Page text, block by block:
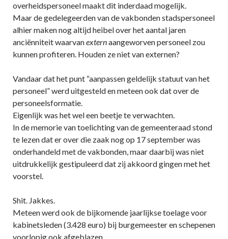
overheidspersoneel maakt dit inderdaad mogelijk.
Maar de gedelegeerden van de vakbonden stadspersoneel
alhier maken nog altijd heibel over het aantal jaren
anciënniteit waarvanexternaangeworven personeel zou
kunnen profiteren. Houden ze niet van externen?
Vandaar dat het punt “aanpassen geldelijk statuut van het
personeel” werd uitgesteld en meteen ook dat over de
personeelsformatie.
Eigenlijk was het wel een beetje te verwachten.
In de memorie van toelichting van de gemeenteraad stond
te lezen dat er over die zaak nog op 17 september was
onderhandeld met de vakbonden, maar daarbij was niet
uitdrukkelijk gestipuleerd dat zij akkoord gingen met het
voorstel.
Shit. Jakkes.
Meteen werd ook de bijkomende jaarlijkse toelage voor
kabinetsleden (3.428 euro) bij burgemeester en schepenen
voorlopig ook afgeblazen.